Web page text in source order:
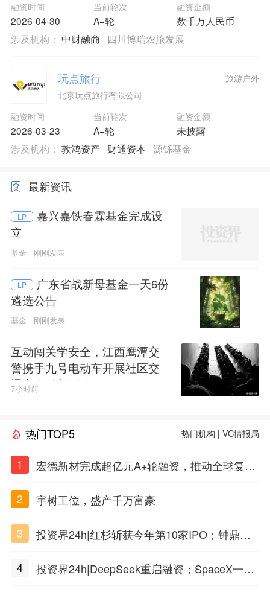
融资时间
2026-04-30
当前轮次
A+轮
融资金额
数千万人民币
涉及机构： 中财融商 四川博瑞农旅发展
玩点旅行
北京玩点旅行有限公司
融资时间
2026-03-23
当前轮次
A+轮
融资金额
未披露
旅游户外
涉及机构： 敦鸿资产 财通资本 源铄基金
最新资讯
LP
嘉兴嘉铁春霖基金完成设
立
基金 刚刚发表
LP
广东省战新母基金一天6份
遴选公告
基金 刚刚发表
互动闯关学安全，江西鹰潭交
警携手九号电动车开展社区交
通安全科普活动
7小时前
热门TOP5 热门机构 |VC情报局
1
宏德新材完成超亿元A+轮融资，推动全球复合
2
宇树工位，盛产千万富豪
3
投资界24h|红杉斩获今年第10家IPO；钟鼎投
水
4
投资界24h|DeepSeek重启融资；SpaceX一夜